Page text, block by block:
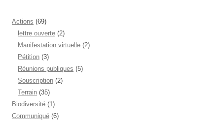
Actions (69)
lettre ouverte (2)
Manifestation virtuelle (2)
Pétition (3)
Réunions publiques (5)
Souscription (2)
Terrain (35)
Biodiversité (1)
Communiqué (6)